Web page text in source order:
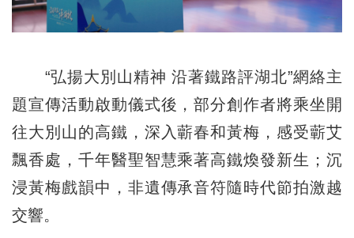
“弘揚大別山精神 沿著鐵路評湖北”網絡主
題宣傳活動啟動儀式後，部分創作者將乘坐開
往大別山的高鐵，深入蘄春和黃梅，感受蘄艾
飄香處，千年醫聖智慧乘著高鐵煥發新生；沉
浸黃梅戲韻中，非遺傳承音符隨時代節拍激越
交響。